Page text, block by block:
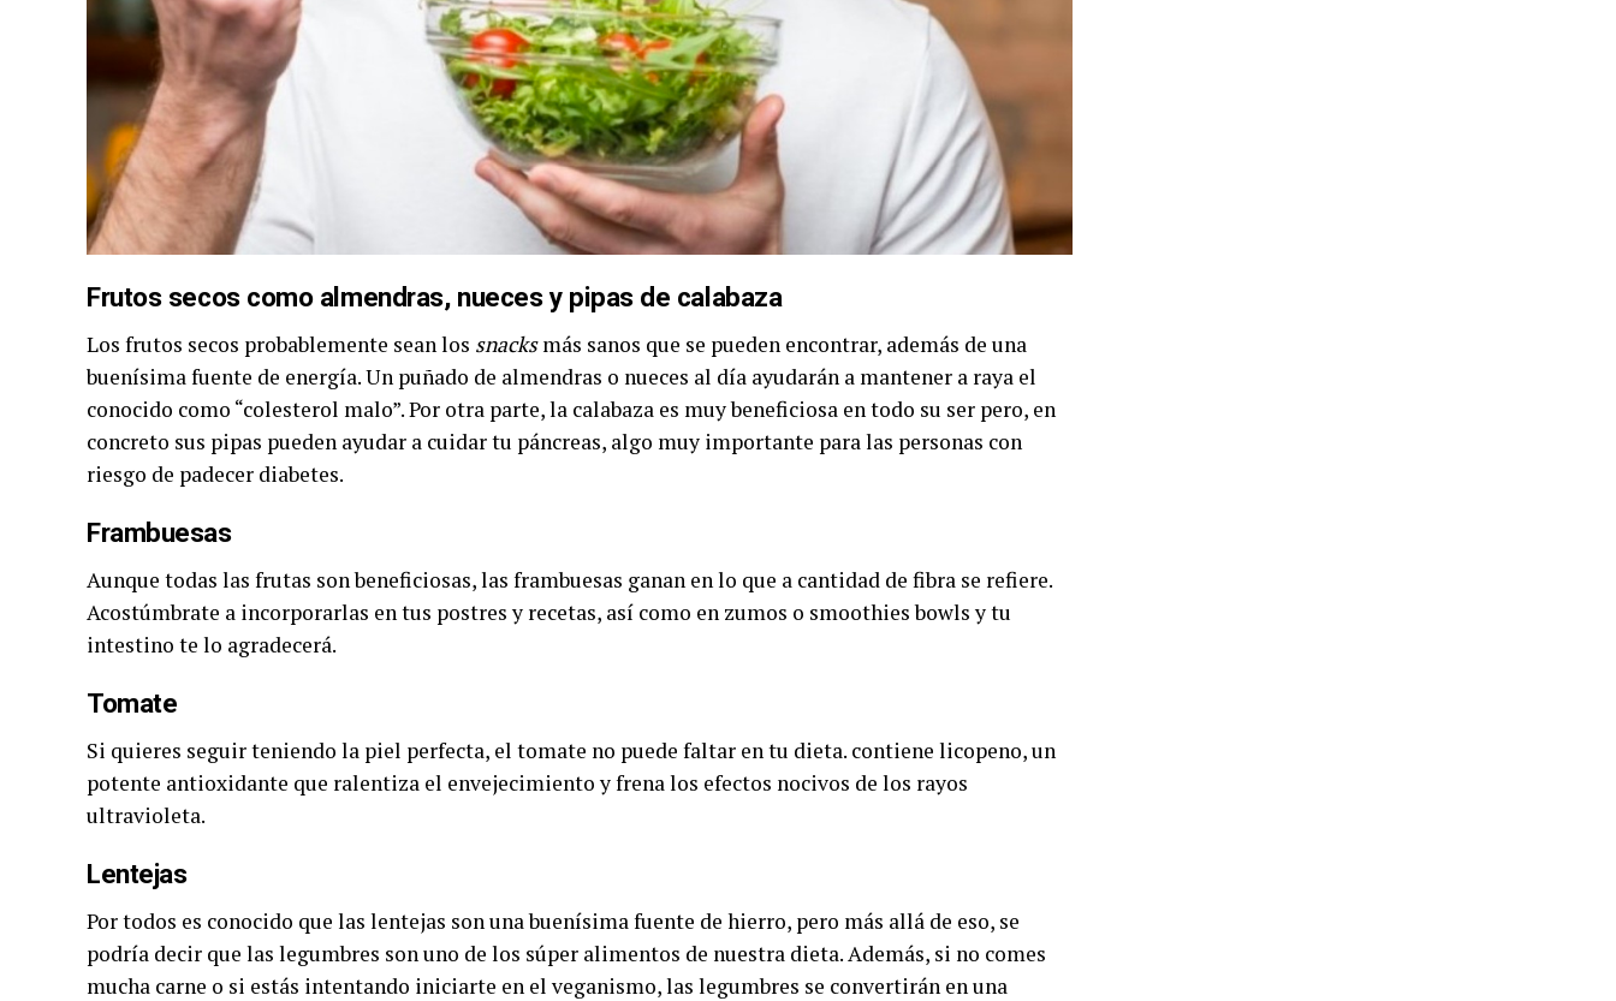
Frutos secos como almendras, nueces y pipas de calabaza
Los frutos secos probablemente sean los snacksmás sanos que se pueden encontrar, además de una
buenísima fuente de energía. Un puñado de almendras o nueces al día ayudarán a mantener a raya el
conocido como “colesterol malo”. Por otra parte, la calabaza es muy beneficiosa en todo su ser pero, en
concreto sus pipas pueden ayudar a cuidar tu páncreas, algo muy importante para las personas con
riesgo de padecer diabetes.
Frambuesas
Aunque todas las frutas son beneficiosas, las frambuesas ganan en lo que a cantidad de fibra se refiere.
Acostúmbrate a incorporarlas en tus postres y recetas, así como en zumos o smoothies bowls y tu
intestino te lo agradecerá.
Tomate
Si quieres seguir teniendo la piel perfecta, el tomate no puede faltar en tu dieta. contiene licopeno, un
potente antioxidante que ralentiza el envejecimiento y frena los efectos nocivos de los rayos
ultravioleta.
Lentejas
Por todos es conocido que las lentejas son una buenísima fuente de hierro, pero más allá de eso, se
podría decir que las legumbres son uno de los súper alimentos de nuestra dieta. Además, si no comes
mucha carne o si estás intentando iniciarte en el veganismo, las legumbres se convertirán en una